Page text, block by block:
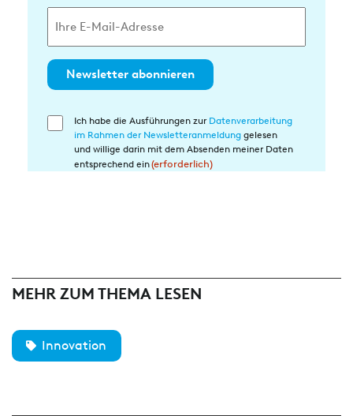
Newsletter abonnieren
Einwilligung
Ich habe die Ausführungen zur Datenverarbeitung
im Rahmen der Newsletteranmeldung gelesen
und willige darin mit dem Absenden meiner Daten
entsprechend ein(erforderlich)
MEHR ZUM THEMA LESEN
Innovation